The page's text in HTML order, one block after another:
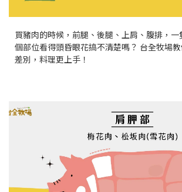
買豬肉的時候，前腿、後腿、上肩、腹排，
個部位看得頭昏眼花搞不清楚嗎？ 台全牧場
差別，料理更上手！